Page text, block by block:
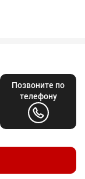
Позвоните по
телефону